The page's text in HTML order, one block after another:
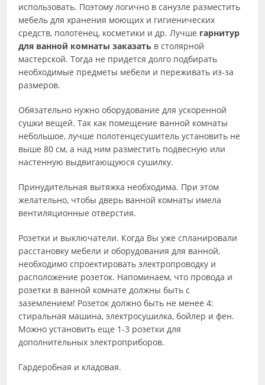
использовать. Поэтому логично в санузле разместить
мебель для хранения моющих и гигиенических
средств, полотенец, косметики и др. Лучше гарнитур
для ванной комнаты заказать в столярной
мастерской. Тогда не придется долго подбирать
необходимые предметы мебели и переживать из-за
размеров.
Обязательно нужно оборудование для ускоренной
сушки вещей. Так как помещение ванной комнаты
небольшое, лучше полотенцесушитель установить не
выше 80 см, а над ним разместить подвесную или
настенную выдвигающуюся сушилку.
Принудительная вытяжка необходима. При этом
желательно, чтобы дверь ванной комнаты имела
вентиляционные отверстия.
Розетки и выключатели. Когда Вы уже спланировали
расстановку мебели и оборудования для ванной,
необходимо спроектировать электропроводку и
расположение розеток. Напоминаем, что провода и
розетки в ванной комнате должны быть с
заземлением! Розеток должно быть не менее 4:
стиральная машина, электросушилка, бойлер и фен.
Можно установить еще 1-3 розетки для
дополнительных электроприборов.
Гардеробная и кладовая.